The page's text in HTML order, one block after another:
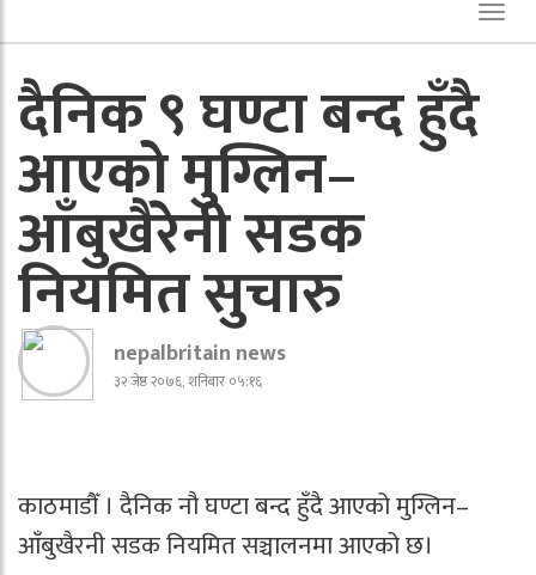
दैनिक ९ घण्टा बन्द हुँदै
आएको मुग्लिन–
आँबुखैरेनी सडक
नियमित सुचारु
nepalbritain news
३२ जेष्ठ २०७६, शनिबार ०५:१६
काठमाडौँ । दैनिक नौ घण्टा बन्द हुँदै आएको मुग्लिन–
आँबुखैरनी सडक नियमित सञ्चालनमा आएको छ।